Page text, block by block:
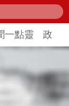
一點靈 政治